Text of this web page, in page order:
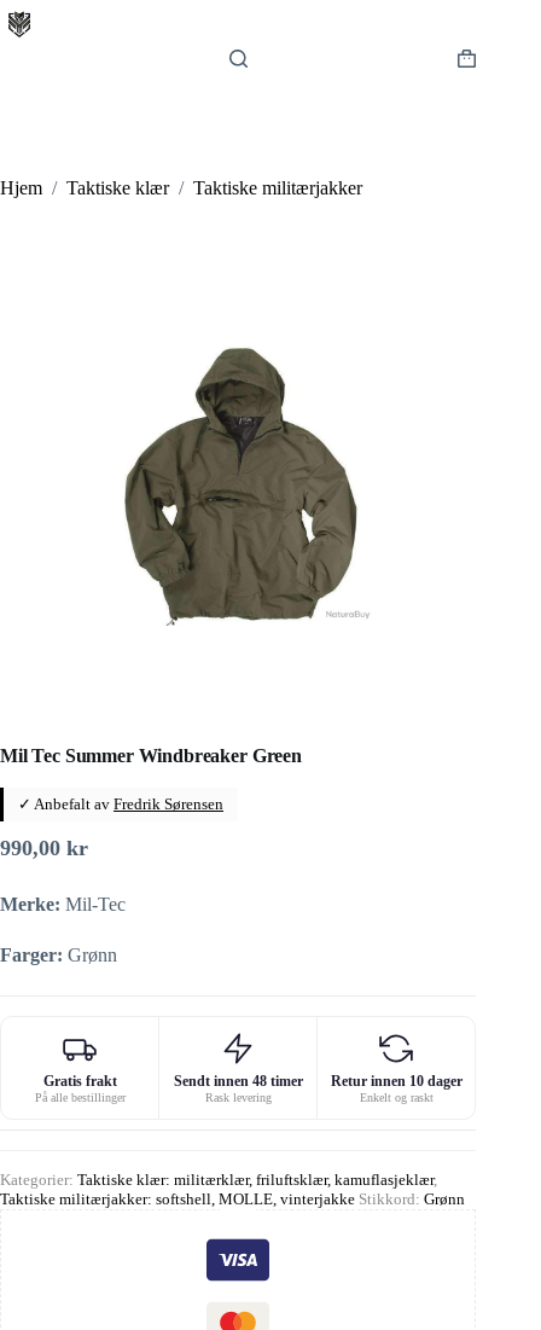
Hopp
til
Hjem / Taktiske klær / Taktiske militærjakker
Mil Tec Summer Windbreaker Green
✓ Anbefalt av Fredrik Sørensen
990,00 kr
Merke: Mil-Tec
Farger: Grønn
Gratis frakt
På alle bestillinger
Sendt innen 48 timer
Rask levering
Retur innen 10 dager
Enkelt og raskt
Kategorier: Taktiske klær: militærklær, friluftsklær, kamuflasjeklær,
Taktiske militærjakker: softshell, MOLLE, vinterjakke Stikkord: Grønn